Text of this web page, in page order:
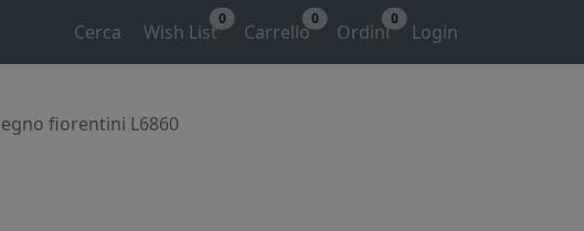
Cerca Wish List
0
Carrello
0
Ordini
0
Login
fiorentini L6860